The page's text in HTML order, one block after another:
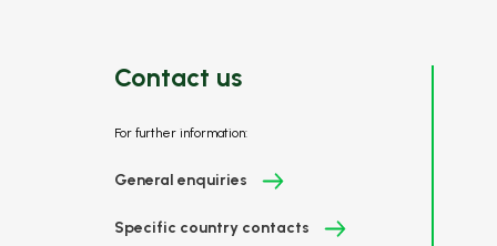
Contact us
For further information:
General enquiries
Specific country contacts